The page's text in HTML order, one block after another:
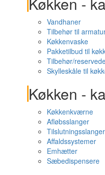
Vandhaner
Tilbehør til
Køkkenvaske
Pakketilbud til
Tilbehør/
Skylleskåle til
Køkken -
Køkkenkværne
Afløbsslanger
Tilslutningsslanger
Affaldssystemer
Emhætter
Sæbedispensere